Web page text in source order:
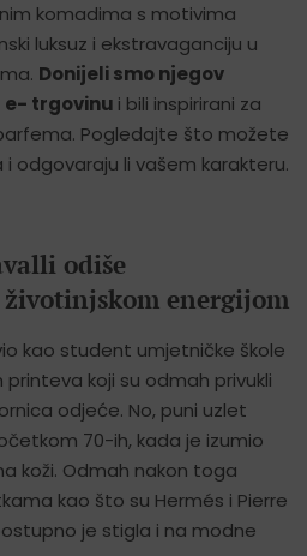
komadima s motivima
luksuz i ekstravaganciju u
Donijeli smo njegov
e- trgovinu i bili inspirirani za
Pogledajte što možete
odgovaraju li vašem karakteru.
odiše
energijom
kao student umjetničke škole
koji su odmah privukli
odjeće. No, puni uzlet
70-ih, kada je izumio
koži. Odmah nakon toga
kao što su Hermés i Pierre
je stigla i na modne